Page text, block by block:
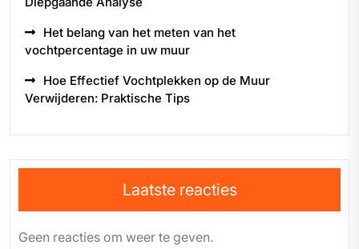
Het belang van het meten van het
vochtpercentage in uw muur
Hoe Effectief Vochtplekken op de Muur
Verwijderen: Praktische Tips
Laatste reacties
Geen reacties om weer te geven.